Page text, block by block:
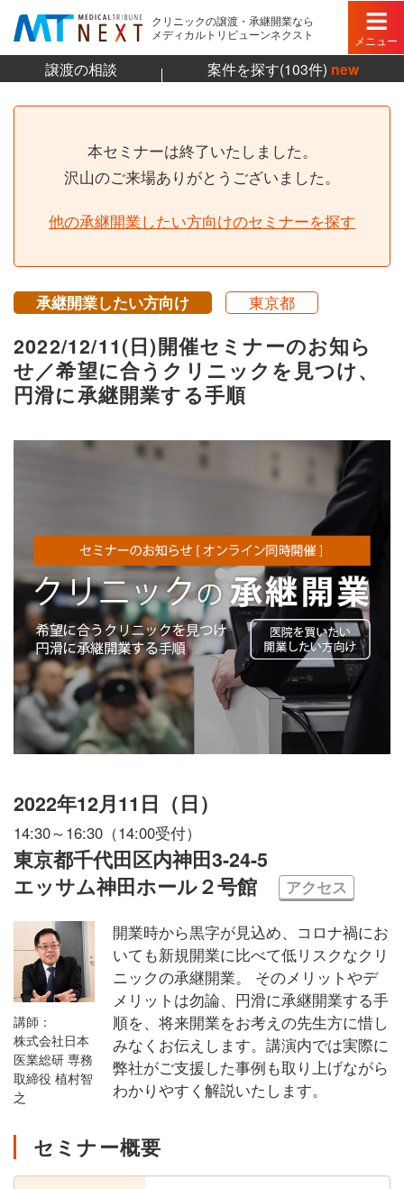
クリニックの譲渡・承継開業なら
メディカルトリビューンネクスト
メニュー
譲渡の相談 案件を探す(103件) new
本セミナーは終了いたしました。
沢山のご来場ありがとうございました。
他の承継開業したい方向けのセミナーを探す
承継開業したい方向け 東京都
2022/12/11(日)開催セミナーのお知ら
せ／希望に合うクリニックを見つけ、
円滑に承継開業する手順
2022年12月11日（日）
14:30～16:30（14:00受付）
東京都千代田区内神田3-24-5
エッサム神田ホール２号館
アクセス
講師：
株式会社日本
医業総研 専務
取締役 植村智
之
開業時から黒字が見込め、コロナ禍にお
いても新規開業に比べて低リスクなクリ
ニックの承継開業。 そのメリットやデ
メリットは勿論、円滑に承継開業する手
順を、将来開業をお考えの先生方に惜し
みなくお伝えします。講演内では実際に
弊社がご支援した事例も取り上げながら
わかりやすく解説いたします。
セミナー概要